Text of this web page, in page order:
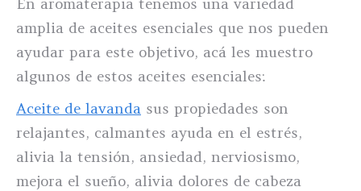
amplia de aceites esenciales que nos pueden
ayudar para este objetivo, acá les muestro
algunos de estos aceites esenciales:
Aceite de lavanda sus propiedades son
relajantes, calmantes ayuda en el estrés,
alivia la tensión, ansiedad, nerviosismo,
mejora el sueño, alivia dolores de cabeza